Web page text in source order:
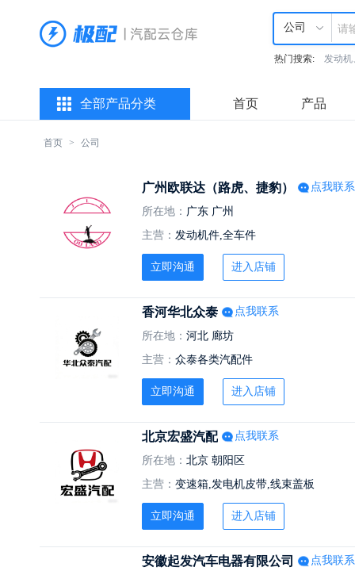
公司
热门搜索: 发动机
全部产品分类 首页 产品
首页 > 公司
广州欧联达（路虎、捷豹） 点我联系
所在地： 广东 广州
主营： 发动机件,全车件
立即沟通 进入店铺
香河华北众泰 点我联系
所在地： 河北 廊坊
主营： 众泰各类汽配件
立即沟通 进入店铺
北京宏盛汽配 点我联系
所在地： 北京 朝阳区
主营： 变速箱,发电机皮带,线束盖板
立即沟通 进入店铺
安徽起发汽车电器有限公司 点我联系